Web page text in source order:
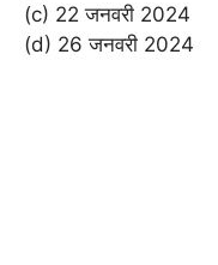
(c) 22 जनवरी 2024
(d) 26 जनवरी 2024